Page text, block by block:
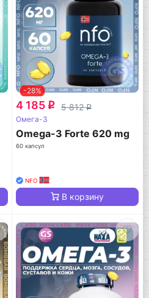
-28%
4 185 q 5 812q
Омега-3
Omega-3 Forte 620 mg
60 капсул
NFO
В корзину